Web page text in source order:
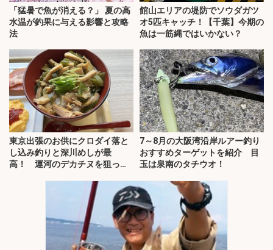
「猛暑で魚が消える？」 夏の高
水温が釣果に与える影響と攻略
法
館山エリアの堤防でソウダガツ
オ5匹キャッチ！【千葉】今期の
魚は一筋縄ではいかない？
東京出張のお供にクロダイ落と
し込み釣りと深川めしが最
高！ 運河のデカチヌを狙って
7～8月の大阪湾沿岸ルアー釣り
おすすめターゲットを紹介 目
玉は泉南のタチウオ！